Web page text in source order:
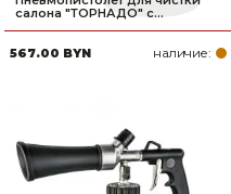
салона "ТОРНАДО" с...
567.00 BYN наличие: